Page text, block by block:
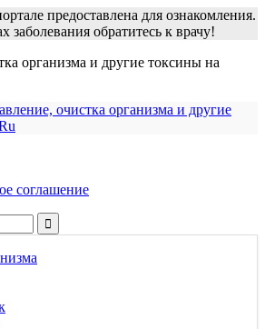
предоставлена для ознакомления.
заболевания обратитесь к врачу!
организма и другие токсины на
соглашение